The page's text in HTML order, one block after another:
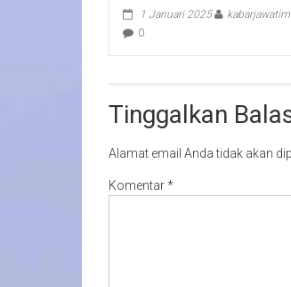
1 Januari 2025
0
Tinggalkan
Alamat email Anda tidak akan
Komentar*